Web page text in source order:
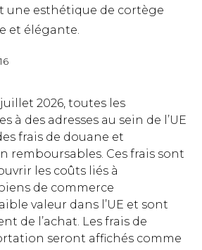
une esthétique de cortège
et élégante.
2026, toutes les
à des adresses au sein de l’UE
frais de douane et
remboursables. Ces frais sont
les coûts liés à
de commerce
valeur dans l’UE et sont
de l’achat. Les frais de
seront affichés comme